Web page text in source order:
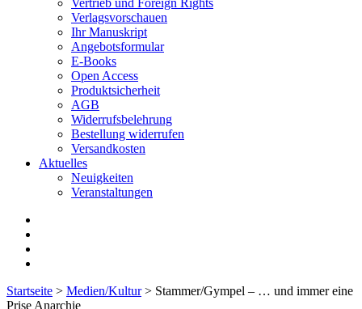
Vertrieb und Foreign Rights
Verlagsvorschauen
Ihr Manuskript
Angebotsformular
E-Books
Open Access
Produktsicherheit
AGB
Widerrufsbelehrung
Bestellung widerrufen
Versandkosten
Aktuelles
Neuigkeiten
Veranstaltungen
Startseite > Medien/Kultur> Stammer/Gympel – … und immer eine
Prise Anarchie